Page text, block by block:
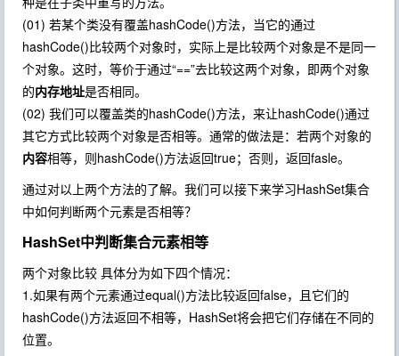
(01) 若某个类没有覆盖hashCode()方法，当它的通过
hashCode()比较两个对象时，实际上是比较两个对象是不是同一
个对象。这时，等价于通过“==”去比较这两个对象，即两个对象
的内存地址是否相同。
(02) 我们可以覆盖类的hashCode()方法，来让hashCode()通过
其它方式比较两个对象是否相等。通常的做法是：若两个对象的
内容相等，则hashCode()方法返回true；否则，返回fasle。
通过对以上两个方法的了解。我们可以接下来学习HashSet集合
中如何判断两个元素是否相等？
HashSet中判断集合元素相等
两个对象比较 具体分为如下四个情况：
1.如果有两个元素通过equal()方法比较返回false，且它们的
hashCode()方法返回不相等，HashSet将会把它们存储在不同的
位置。